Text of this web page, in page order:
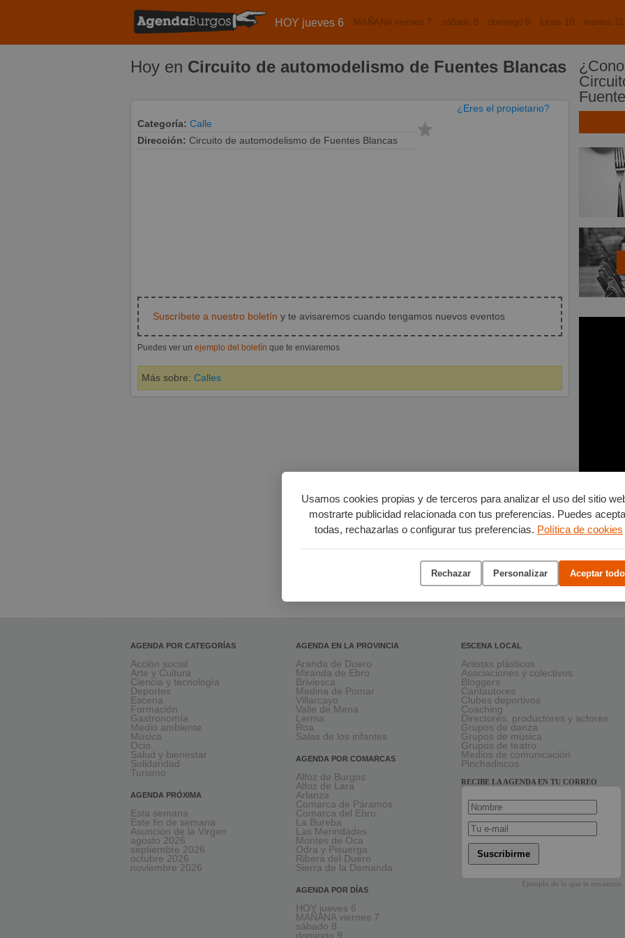
Usamos cookies propias y de terceros para analizar el uso del sitio
mostrarte publicidad relacionada con tus preferencias. Puedes
todas, rechazarlas o configurar tus preferencias. Política de cookies
Rechazar Personalizar Aceptar todo
HOY jueves 6 MAÑANA viernes 7 sábado 8 domingo 9 lunes 10 martes 11
Hoy en Circuito de automodelismo de Fuentes Blancas
¿Eres el propietario?
Categoría: Calle
Dirección: Circuito de automodelismo de Fuentes Blancas
Suscríbete a nuestro boletín y te avisaremos cuando tengamos nuevos eventos
Puedes ver un ejemplo del boletín que te enviaremos
Más sobre: Calles
AGENDA POR CATEGORÍAS
Acción social
Arte y Cultura
Ciencia y tecnología
Deportes
Escena
Formación
Gastronomía
Medio ambiente
Música
Ocio
Salud y bienestar
Solidaridad
Turismo
AGENDA PRÓXIMA
Esta semana
Este fin de semana
Asunción de la Virgen
agosto 2026
septiembre 2026
octubre 2026
noviembre 2026
AGENDA EN LA PROVINCIA
Aranda de Duero
Miranda de Ebro
Briviesca
Medina de Pomar
Villarcayo
Valle de Mena
Lerma
Roa
Salas de los infantes
AGENDA POR COMARCAS
Alfoz de Burgos
Alfoz de Lara
Arlanza
Comarca de Páramos
Comarca del Ebro
La Bureba
Las Merindades
Montes de Oca
Odra y Pisuerga
Ribera del Duero
Sierra de la Demanda
AGENDA POR DÍAS
HOY jueves 6
MAÑANA viernes 7
sábado 8
domingo 9
ESCENA LOCAL
Artistas plásticos
Asociaciones y colectivos
Bloggers
Cantautores
Clubes deportivos
Coaching
Directores, productores y actores
Grupos de danza
Grupos de música
Grupos de teatro
Medios de comunicación
Pinchadiscos
RECIBE LA AGENDA EN TU CORREO
Suscribirme
Ejemplo de lo que te enviamos